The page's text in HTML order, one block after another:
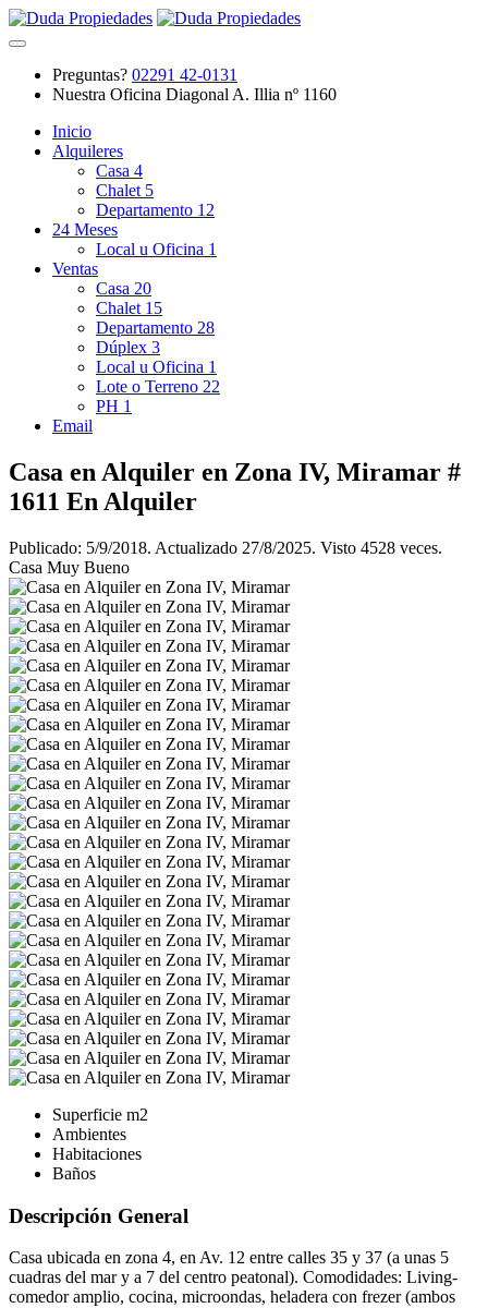
Preguntas? 02291 42-0131
Nuestra Oficina Diagonal A. Illia nº 1160
Inicio
Alquileres
Casa 4
Chalet 5
Departamento 12
24 Meses
Local u Oficina 1
Ventas
Casa 20
Chalet 15
Departamento 28
Dúplex 3
Local u Oficina 1
Lote o Terreno 22
PH 1
Email
Casa en Alquiler en Zona IV, Miramar #
1611 En Alquiler
Publicado: 5/9/2018. Actualizado 27/8/2025. Visto 4528 veces.
Casa Muy Bueno
Superficie m2
Ambientes
Habitaciones
Baños
Descripción General
Casa ubicada en zona 4, en Av. 12 entre calles 35 y 37 (a unas 5
cuadras del mar y a 7 del centro peatonal). Comodidades: Living-
comedor amplio, cocina, microondas, heladera con frezer (ambos